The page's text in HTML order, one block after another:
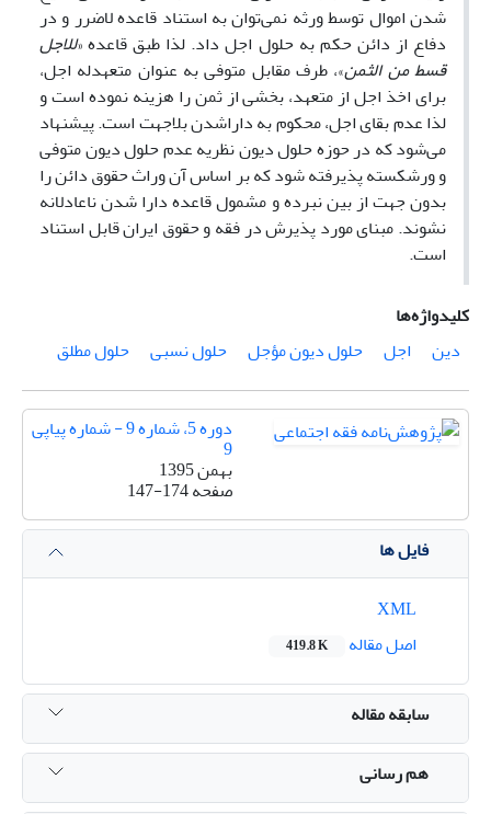
شدن اموال توسط ورثه نمی‌توان به استناد قاعده لاضرر و در
دفاع از دائن حکم به حلول اجل داد. لذا طبق قاعده «للاجل
قسط من الثمن»، طرف مقابل متوفی به عنوان متعهدله اجل،
برای اخذ اجل از متعهد، بخشی از ثمن را هزینه نموده است و
لذا عدم بقای اجل، محکوم به داراشدن بلاجهت است. پیشنهاد
می‌شود که در حوزه حلول دیون نظریه عدم حلول دیون متوفی
و ورشکسته پذیرفته شود که بر اساس آن وراث حقوق دائن را
بدون جهت از بین نبرده و مشمول قاعده دارا شدن ناعادلانه
نشوند. مبنای مورد پذیرش در فقه و حقوق ایران قابل استناد
است.
کلیدواژه‌ها
دین
اجل حلول دیون مؤجل حلول نسبی حلول مطلق
دوره 5، شماره 9 - شماره پیاپی
9
بهمن 1395
صفحه147-174
فایل ها
اصل مقاله
419.8 K
سابقه مقاله
هم رسانی